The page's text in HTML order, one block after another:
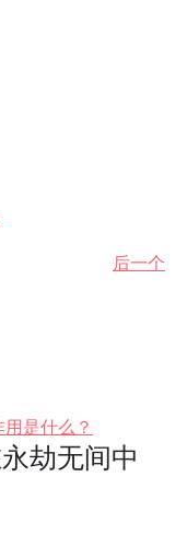
后一个
是什么？
劫无间中